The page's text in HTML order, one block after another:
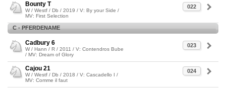
022
Bounty T
W / Westf / Db / 2019 / V: By your Side /
MV: First Selection
C - PFERDENAME
023
Cadbury 6
W / Hann / R / 2011 / V: Contendros Bube
/ MV: Dream of Glory
024
Cajou 21
W / Westf / Db / 2018 / V: Cascadello I /
MV: Comme il faut